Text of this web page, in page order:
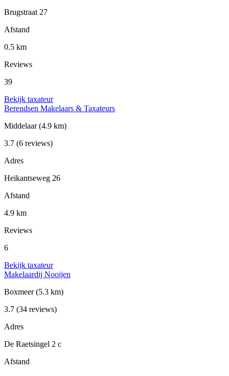
Brugstraat 27
Afstand
0.5 km
Reviews
39
Bekijk taxateur
Berendsen Makelaars & Taxateurs
Middelaar(4.9 km)
3.7 (6 reviews)
Adres
Heikantseweg 26
Afstand
4.9 km
Reviews
6
Bekijk taxateur
Makelaardij Nooijen
Boxmeer(5.3 km)
3.7 (34 reviews)
Adres
De Raetsingel 2 c
Afstand